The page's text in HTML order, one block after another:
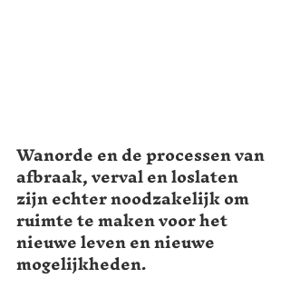
Wanorde en de processen van
afbraak, verval en loslaten
zijn echter noodzakelijk om
ruimte te maken voor het
nieuwe leven en nieuwe
mogelijkheden.